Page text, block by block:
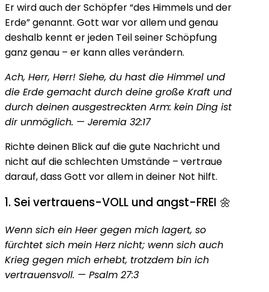
Er wird auch der Schöpfer “des Himmels und der
Erde” genannt. Gott war vor allem und genau
deshalb kennt er jeden Teil seiner Schöpfung
ganz genau – er kann alles verändern.
Ach, Herr, Herr! Siehe, du hast die Himmel und
die Erde gemacht durch deine große Kraft und
durch deinen ausgestreckten Arm: kein Ding ist
dir unmöglich. — Jeremia 32:17
Richte deinen Blick auf die gute Nachricht und
nicht auf die schlechten Umstände – vertraue
darauf, dass Gott vor allem in deiner Not hilft.
1. Sei vertrauens-VOLL und angst-FREI 🌼
Wenn sich ein Heer gegen mich lagert, so
fürchtet sich mein Herz nicht; wenn sich auch
Krieg gegen mich erhebt, trotzdem bin ich
vertrauensvoll. — Psalm 27:3